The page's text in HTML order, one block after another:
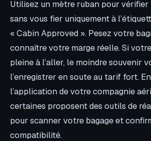
Utilisez un mètre ruban pour vérifier
sans vous fier uniquement à
« Cabin Approved ». Pesez votre
connaître votre marge réelle. Si
pleine à l’aller, le moindre souvenir
l’enregistrer en soute au tarif fort.
l’application de votre compagnie
certaines proposent des outils de
pour scanner votre bagage et
compatibilité.